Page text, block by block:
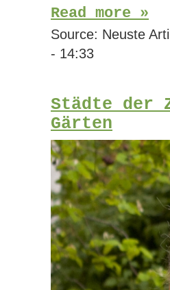
Read more »
Source: Neuste
- 14:33
Städte der
Gärten